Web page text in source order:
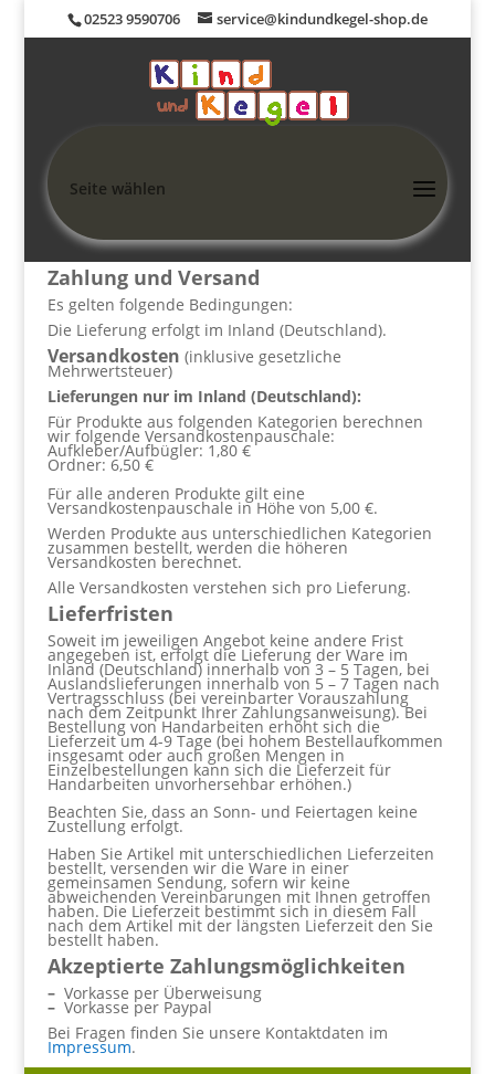
02523 9590706 service@kindundkegel-shop.de
Seite wählen
Zahlung und Versand
Es gelten folgende Bedingungen:
Die Lieferung erfolgt im Inland (Deutschland).
Versandkosten (inklusive gesetzliche
Mehrwertsteuer)
Lieferungen nur im Inland (Deutschland):
Für Produkte aus folgenden Kategorien berechnen
wir folgende Versandkostenpauschale:
Aufkleber/Aufbügler: 1,80 €
Ordner: 6,50 €
Für alle anderen Produkte gilt eine
Versandkostenpauschale in Höhe von 5,00 €.
Werden Produkte aus unterschiedlichen Kategorien
zusammen bestellt, werden die höheren
Versandkosten berechnet.
Alle Versandkosten verstehen sich pro Lieferung.
Lieferfristen
Soweit im jeweiligen Angebot keine andere Frist
angegeben ist, erfolgt die Lieferung der Ware im
Inland (Deutschland) innerhalb von 3 – 5 Tagen, bei
Auslandslieferungen innerhalb von 5 – 7 Tagen nach
Vertragsschluss (bei vereinbarter Vorauszahlung
nach dem Zeitpunkt Ihrer Zahlungsanweisung). Bei
Bestellung von Handarbeiten erhöht sich die
Lieferzeit um 4-9 Tage (bei hohem Bestellaufkommen
insgesamt oder auch großen Mengen in
Einzelbestellungen kann sich die Lieferzeit für
Handarbeiten unvorhersehbar erhöhen.)
Beachten Sie, dass an Sonn- und Feiertagen keine
Zustellung erfolgt.
Haben Sie Artikel mit unterschiedlichen Lieferzeiten
bestellt, versenden wir die Ware in einer
gemeinsamen Sendung, sofern wir keine
abweichenden Vereinbarungen mit Ihnen getroffen
haben. Die Lieferzeit bestimmt sich in diesem Fall
nach dem Artikel mit der längsten Lieferzeit den Sie
bestellt haben.
Akzeptierte Zahlungsmöglichkeiten
– Vorkasse per Überweisung
– Vorkasse per Paypal
Bei Fragen finden Sie unsere Kontaktdaten im
Impressum.